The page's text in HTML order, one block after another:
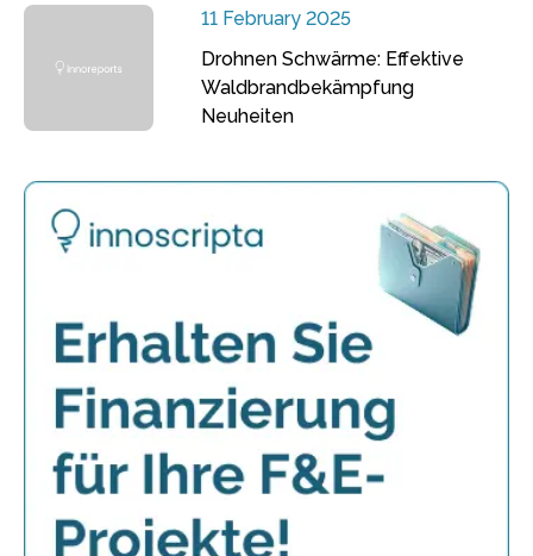
11 February 2025
Drohnen Schwärme: Effektive
Waldbrandbekämpfung
Neuheiten